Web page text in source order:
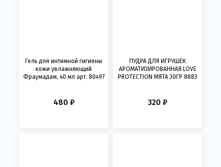
Гель для интимной гигиены
кожи увлажняющий
Фраумадам, 40 мл арт. 80497
480 ₽
ПУДРА ДЛЯ ИГРУШЕК
АРОМАТИЗИРОВАННАЯ LOVE
PROTECTION МЯТА 30ГР 8883
320 ₽